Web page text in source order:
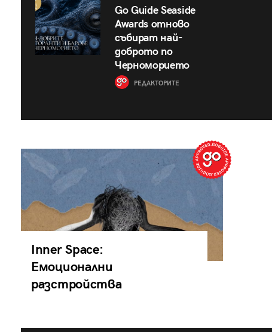
Go Guide Seaside
Awards отново
събират най-
доброто по
Черноморието
РЕДАКТОРИТЕ
Inner Space:
Емоционални
разстройства